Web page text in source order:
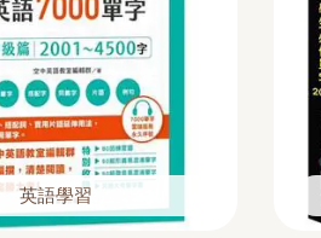
英語學習